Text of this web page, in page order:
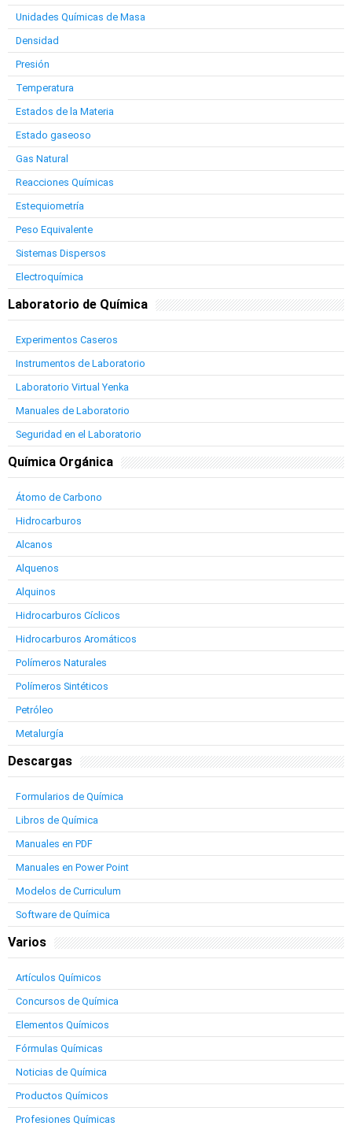
Unidades Químicas de Masa
Densidad
Presión
Temperatura
Estados de la Materia
Estado gaseoso
Gas Natural
Reacciones Químicas
Estequiometría
Peso Equivalente
Sistemas Dispersos
Electroquímica
Laboratorio de Química
Experimentos Caseros
Instrumentos de Laboratorio
Laboratorio Virtual Yenka
Manuales de Laboratorio
Seguridad en el Laboratorio
Química Orgánica
Átomo de Carbono
Hidrocarburos
Alcanos
Alquenos
Alquinos
Hidrocarburos Cíclicos
Hidrocarburos Aromáticos
Polímeros Naturales
Polímeros Sintéticos
Petróleo
Metalurgía
Descargas
Formularios de Química
Libros de Química
Manuales en PDF
Manuales en Power Point
Modelos de Curriculum
Software de Química
Varios
Artículos Químicos
Concursos de Química
Elementos Químicos
Fórmulas Químicas
Noticias de Química
Productos Químicos
Profesiones Químicas